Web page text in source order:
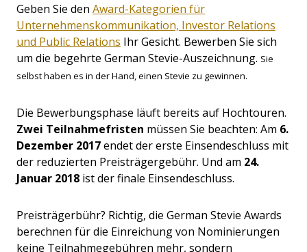
Geben Sie den Award-Kategorien für
Unternehmenskommunikation, Investor Relations
und Public Relations Ihr Gesicht. Bewerben Sie sich
um die begehrte German Stevie-Auszeichnung. Sie
selbst haben es in der Hand, einen Stevie zu gewinnen.
Die Bewerbungsphase läuft bereits auf Hochtouren.
Zwei Teilnahmefristen müssen Sie beachten: Am 6.
Dezember 2017endet der erste Einsendeschluss mit
der reduzierten Preisträgergebühr. Und am 24.
Januar 2018 ist der finale Einsendeschluss.
Preisträgerbühr? Richtig, die German Stevie Awards
berechnen für die Einreichung von Nominierungen
keine Teilnahmegebühren mehr, sondern